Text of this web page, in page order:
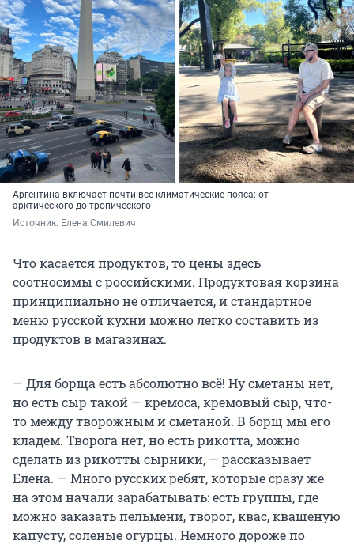
Аргентина включает почти все климатические пояса: от
арктического до тропического
Источник: Елена Смилевич
Что касается продуктов, то цены здесь
соотносимы с российскими. Продуктовая корзина
принципиально не отличается, и стандартное
меню русской кухни можно легко составить из
продуктов в магазинах.
— Для борща есть абсолютно всё! Ну сметаны нет,
но есть сыр такой — кремоса, кремовый сыр, что-
то между творожным и сметаной. В борщ мы его
кладем. Творога нет, но есть рикотта, можно
сделать из рикотты сырники, — рассказывает
Елена. — Много русских ребят, которые сразу же
на этом начали зарабатывать: есть группы, где
можно заказать пельмени, творог, квас, квашеную
капусту, соленые огурцы. Немного дороже по